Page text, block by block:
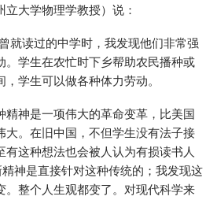
大学物理学教授）说：
就读过的中学时，我发现他们非常强
。学生在农忙时下乡帮助农民播种或
学生可以做各种体力劳动。
精神是一项伟大的革命变革，比美国
大。在旧中国，不但学生没有法子接
这种想法也会被人认为有损读书人
精神是直接针对这种传统的；我发现这
。整个人生观都变了。对现代科学来